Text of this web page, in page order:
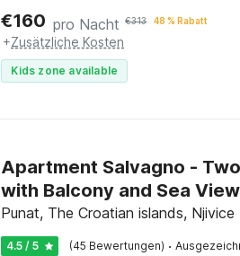
€160 pro Nacht €313 48 % Rabatt
+Zusätzliche Kosten
Kids zone available
Apartment Salvagno -
with Balcony and Sea View
Punat, The Croatian islands, Njivice
4.5 / 5 (45 Bewertungen) ·